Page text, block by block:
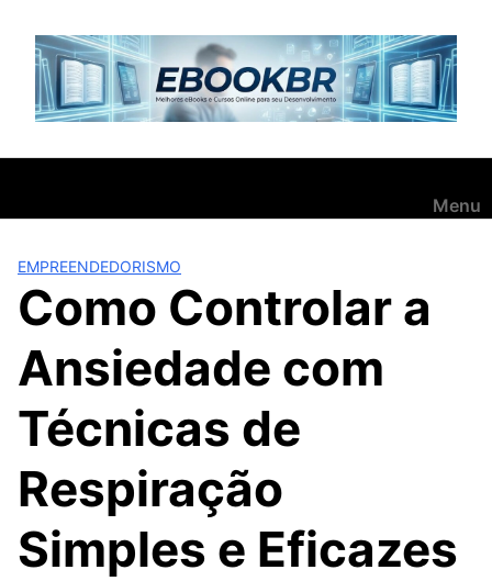
para
conteúdo
Menu
EMPREENDEDORISMO
Como Controlar a
Ansiedade com
Técnicas de
Respiração
Simples e Eficazes